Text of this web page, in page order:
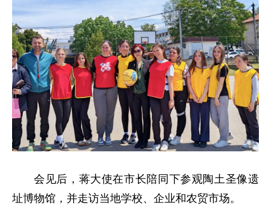
会见后，蒋大使在市长陪同下参观陶土圣像遗
址博物馆，并走访当地学校、企业和农贸市场。